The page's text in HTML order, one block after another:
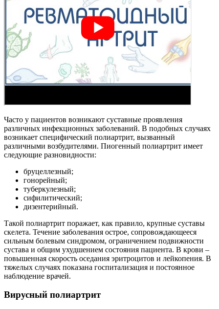
Часто у пациентов возникают суставные проявления
различных инфекционных заболеваний. В подобных случаях
возникает специфический полиартрит, вызванный
различными возбудителями. Пиогенный полиартрит имеет
следующие разновидности:
бруцеллезный;
гонорейный;
туберкулезный;
сифилитический;
дизентерийный.
Такой полиартрит поражает, как правило, крупные суставы
скелета. Течение заболевания острое, сопровождающееся
сильным болевым синдромом, ограничением подвижности
сустава и общим ухудшением состояния пациента. В крови –
повышенная скорость оседания эритроцитов и лейкопения. В
тяжелых случаях показана госпитализация и постоянное
наблюдение врачей.
Вирусный полиартрит